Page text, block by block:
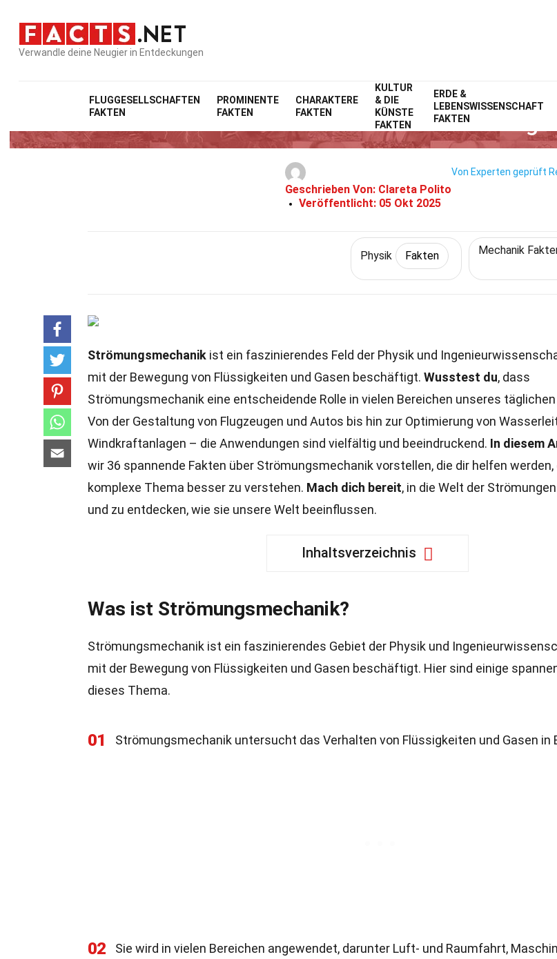
Verwandle deine Neugier in Entdeckungen
FLUGGESELLSCHAFTEN
FAKTEN
PROMINENTE
FAKTEN
CHARAKTERE
FAKTEN
KULTUR
& DIE
KÜNSTE
FAKTEN
ERDE &
LEBENSWISSENSCHAFT
FAKTEN
Home WissenschaftFakten
36 Fakten Über
Geschrieben Von: Clareta Polito
Veröffentlicht: 05 Okt 2025
Von Experten geprüft
Physik Fakten Mechanik
Strömungsmechanik ist ein faszinierendes Feld der Physik und
mit der Bewegung von Flüssigkeiten und Gasen beschäftigt. Wusstest du, dass
Strömungsmechanik eine entscheidende Rolle in vielen Bereichen unseres
Von der Gestaltung von Flugzeugen und Autos bis hin zur Optimierung von
Windkraftanlagen – die Anwendungen sind vielfältig und beeindruckend. In diesem
wir 36 spannende Fakten über Strömungsmechanik vorstellen, die dir helfen werden,
komplexe Thema besser zu verstehen. Mach dich bereit, in die Welt der
und zu entdecken, wie sie unsere Welt beeinflussen.
Inhaltsverzeichnis
Was ist Strömungsmechanik?
Strömungsmechanik ist ein faszinierendes Gebiet der Physik und
mit der Bewegung von Flüssigkeiten und Gasen beschäftigt. Hier sind einige
dieses Thema.
01 Strömungsmechanik untersucht das Verhalten von Flüssigkeiten und Gasen in
02
Sie wird in vielen Bereichen angewendet, darunter Luft- und Raumfahrt,